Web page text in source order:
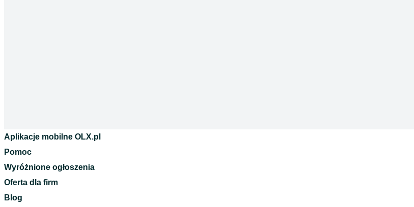
Aplikacje mobilne OLX.pl
Pomoc
Wyróżnione ogłoszenia
Oferta dla firm
Blog